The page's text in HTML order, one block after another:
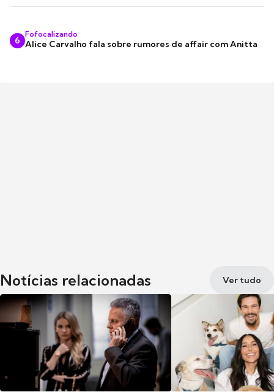
6
Fofocalizando
Alice Carvalho fala sobre rumores de affair com Anitta
Notícias relacionadas Ver tudo